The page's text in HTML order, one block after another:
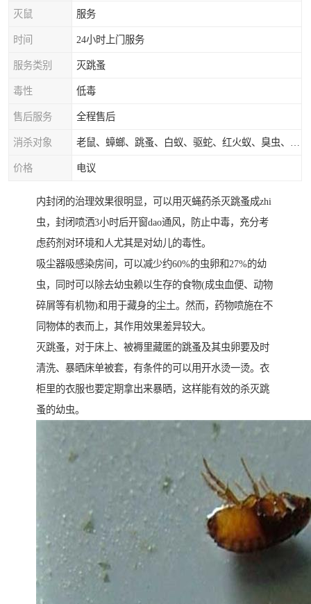
灭鼠 服务
时间 24小时上门服务
服务类别 灭跳蚤
毒性 低毒
售后服务 全程售后
消杀对象
价格 电议
内封闭的治理效果很明显，可以用灭蝇药杀灭跳蚤成zhi
虫，封闭喷洒3小时后开窗dao通风，防止中毒，充分考
虑药剂对环境和人尤其是对幼儿的毒性。
吸尘器吸感染房间，可以减少约60%的虫卵和27%的幼
虫，同时可以除去幼虫赖以生存的食物(成虫血便、动物
碎屑等有机物)和用于藏身的尘土。然而，药物喷施在不
同物体的表而上，其作用效果差异较大。
灭跳蚤，对于床上、被褥里藏匿的跳蚤及其虫卵要及时
清洗、暴晒床单被套，有条件的可以用开水烫一烫。衣
柜里的衣服也要定期拿出来暴晒，这样能有效的杀灭跳
蚤的幼虫。